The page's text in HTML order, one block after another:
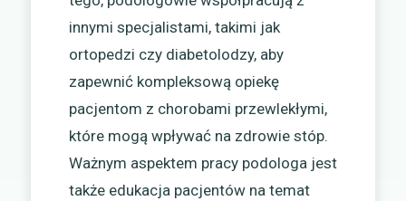
innymi specjalistami, takimi jak
ortopedzi czy diabetolodzy, aby
zapewnić kompleksową opiekę
pacjentom z chorobami przewlekłymi,
które mogą wpływać na zdrowie stóp.
Ważnym aspektem pracy podologa jest
także edukacja pacjentów na temat